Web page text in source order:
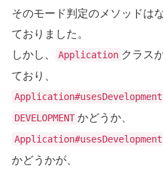
そのモード判定のメソッドは
ておりました。
しかし、
Application クラス
ており、
DEVELOPMENT かどうか、
かどうかが、